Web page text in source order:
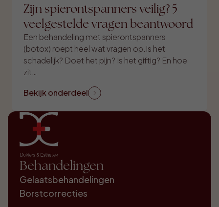
Zijn spierontspanners veilig? 5
veelgestelde vragen beantwoord
Een behandeling met spierontspanners
(botox) roept heel wat vragen op.Is het
schadelijk? Doet het pijn? Is het giftig? En hoe
zit…
Bekijk onderdeel
Behandelingen
Gelaatsbehandelingen
Borstcorrecties